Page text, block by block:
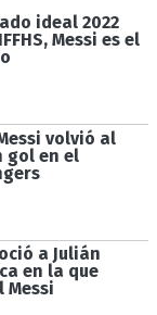
ideal 2022
Messi es el
volvió al
gol en el
a Julián
en la que
Messi